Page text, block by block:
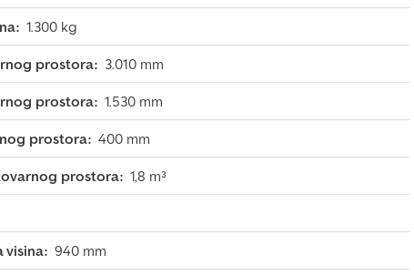
1.300 kg
prostora: 3.010 mm
prostora: 1.530 mm
prostora: 400 mm
prostora: 1,8 m³
visina: 940 mm